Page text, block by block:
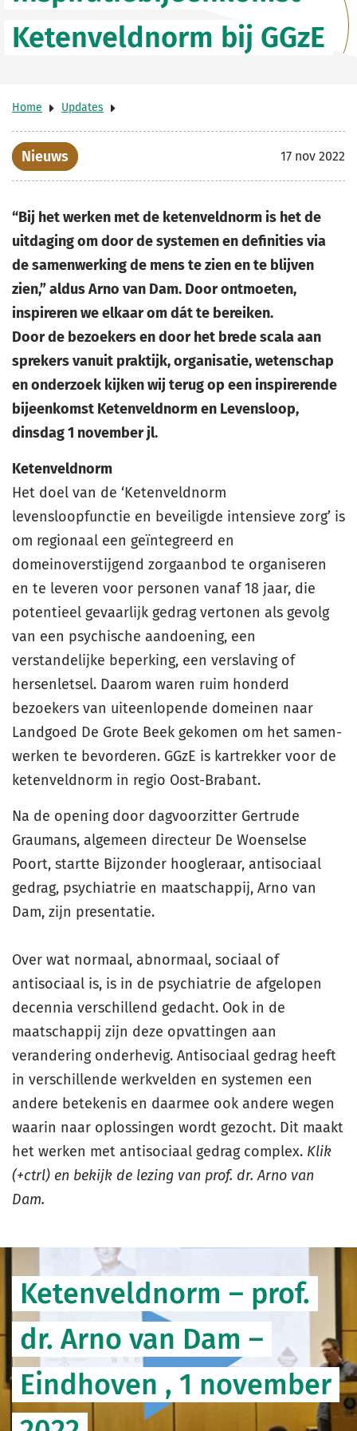
Ketenveldnorm bij GGzE
Home Updates
Nieuws 17 nov 2022
“Bij het werken met de ketenveldnorm is het de
uitdaging om door de systemen en definities via
de samenwerking de mens te zien en te blijven
zien,” aldus Arno van Dam. Door ontmoeten,
inspireren we elkaar om dát te bereiken.
Door de bezoekers en door het brede scala aan
sprekers vanuit praktijk, organisatie, wetenschap
en onderzoek kijken wij terug op een inspirerende
bijeenkomst Ketenveldnorm en Levensloop,
dinsdag 1 november jl.
Ketenveldnorm
Het doel van de ‘Ketenveldnorm
levensloopfunctie en beveiligde intensieve zorg’ is
om regionaal een geïntegreerd en
domeinoverstijgend zorgaanbod te organiseren
en te leveren voor personen vanaf 18 jaar, die
potentieel gevaarlijk gedrag vertonen als gevolg
van een psychische aandoening, een
verstandelijke beperking, een verslaving of
hersenletsel. Daarom waren ruim honderd
bezoekers van uiteenlopende domeinen naar
Landgoed De Grote Beek gekomen om het samen-
werken te bevorderen. GGzE is kartrekker voor de
ketenveldnorm in regio Oost-Brabant.
Na de opening door dagvoorzitter Gertrude
Graumans, algemeen directeur De Woenselse
Poort, startte Bijzonder hoogleraar, antisociaal
gedrag, psychiatrie en maatschappij, Arno van
Dam, zijn presentatie.
Over wat normaal, abnormaal, sociaal of
antisociaal is, is in de psychiatrie de afgelopen
decennia verschillend gedacht. Ook in de
maatschappij zijn deze opvattingen aan
verandering onderhevig. Antisociaal gedrag heeft
in verschillende werkvelden en systemen een
andere betekenis en daarmee ook andere wegen
waarin naar oplossingen wordt gezocht. Dit maakt
het werken met antisociaal gedrag complex. Klik
(+ctrl) en bekijk de lezing van prof. dr. Arno van
Dam.
Ketenveldnorm – prof.
dr. Arno van Dam –
Eindhoven , 1 november